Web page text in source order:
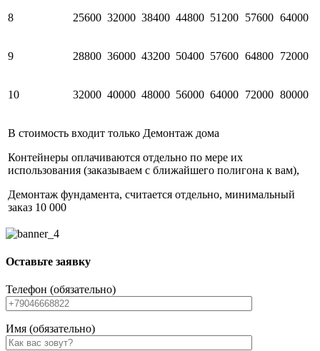
8 25600 32000 38400 44800 51200 57600 64000
9 28800 36000 43200 50400 57600 64800 72000
10 32000 40000 48000 56000 64000 72000 80000
В стоимость входит только Демонтаж дома
Контейнеры оплачиваются отдельно по мере их
использования (заказываем с ближайшего полигона к вам),
Демонтаж фундамента, считается отдельно, минимальный
заказ 10 000
Оставьте заявку
Телефон (обязательно)
Имя (обязательно)